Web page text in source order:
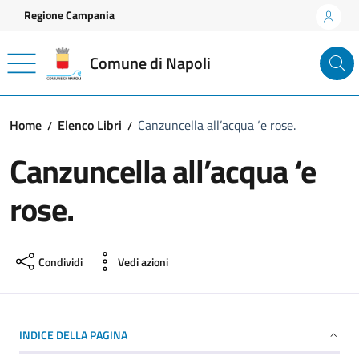
Vai ai contenuti
Vai al footer
Regione Campania
Comune di Napoli
Home Elenco Libri Canzuncella all’acqua ‘e rose.
Canzuncella all’acqua ‘e
rose.
Condividi Vedi azioni
INDICE DELLA PAGINA